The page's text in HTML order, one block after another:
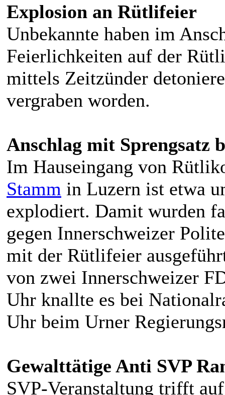
Explosion an Rütlifeier
Unbekannte haben im
Feierlichkeiten auf der
mittels Zeitzünder
vergraben worden.
Anschlag mit Sprengsatz
Im Hauseingang von
Stamm in Luzern ist etwa
explodiert. Damit wurden
gegen Innerschweizer
mit der Rütlifeier
von zwei Innerschweizer
Uhr knallte es bei
Uhr beim Urner
Gewalttätige Anti SVP
SVP-Veranstaltung trifft